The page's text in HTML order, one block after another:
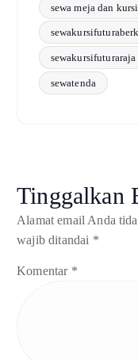
sewa meja dan
sewakursifuturaraja
sewatenda
Tinggalkan
Alamat email Anda
wajib ditandai *
Komentar *